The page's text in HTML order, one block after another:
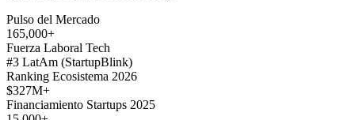
Pulso del Mercado
165,000+
Fuerza Laboral Tech
#3 LatAm (StartupBlink)
Ranking Ecosistema 2026
$327M+
Financiamiento Startups 2025